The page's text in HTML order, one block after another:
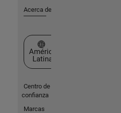
Acerca de MathWorks
Seleccione un país/idioma
América
Latina
Centro de
confianza
Marcas